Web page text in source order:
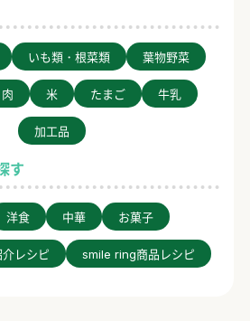
いも類・根菜類 葉物野菜
肉 米 たまご 牛乳
加工品
す
洋食 中華 お菓子
介レシピ smile ring商品レシピ